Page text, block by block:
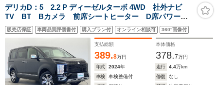
デリカD：5 2.2 P ディーゼルターボ 4WD 社外ナビ
TV BT Bカメラ 前席シートヒーター D席パワーシ
ート ETC 両側パワスラ レーダークルーズコントロ
ール レーンキープアシスト パドルシフト ステアリ
ングヒーター 衝突被害軽減システム
販売店保証 車両品質評価書付 購入プラン付 オンライン相談可 360°画像付
支払総額
389.8万円
本体価格
378.7万円
年式
2024年 走行 4.4万km
車検
車検整備付 修復
なし